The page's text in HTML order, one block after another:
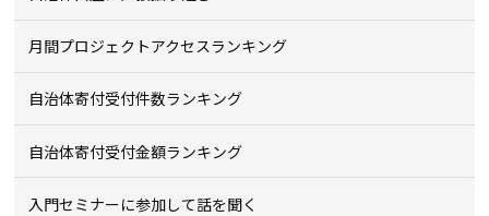
月間プロジェクトアクセスランキング
自治体寄付受付件数ランキング
自治体寄付受付金額ランキング
入門セミナーに参加して話を聞く